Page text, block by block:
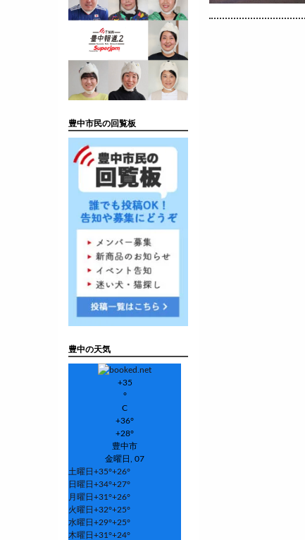
豊中市民の回覧板
豊中の天気
+35
°
C
+36°
+28°
豊中市
金曜日, 07
土曜日 +35°+26°
日曜日 +34°+27°
月曜日 +31°+26°
火曜日 +32°+25°
水曜日 +29°+25°
木曜日 +31°+24°